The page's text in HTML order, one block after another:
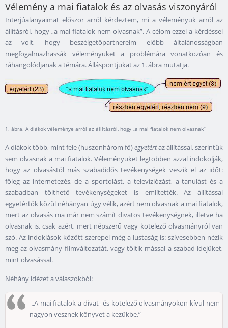
Vélemény a mai fiatalok és az olvasás viszonyáról
Interjúalanyaimat először arról kérdeztem, mi a véleményük arról az
állításról, hogy „a mai fiatalok nem olvasnak”. A célom ezzel a kérdéssel
az volt, hogy beszélgetőpartnereim előbb általánosságban
megfogalmazhassák véleményüket a problémára vonatkozóan és
ráhangolódjanak a témára. Álláspontjukat az 1. ábra mutatja.
1. ábra. A diákok véleménye arról az állításról, hogy „a mai fiatalok nem olvasnak”
A diákok több, mint fele (huszonhárom fő)egyetértaz állítással, szerintük
sem olvasnak a mai fiatalok. Véleményüket legtöbben azzal indokolják,
hogy az olvasástól más szabadidős tevékenységek veszik el az időt:
főleg az internetezés, de a sportolást, a televíziózást, a tanulást és a
szabadban tölthető tevékenységeket is említették. Az állítással
egyetértők közül néhányan úgy vélik, azért nem olvasnak a mai fiatalok,
mert az olvasás ma már nem számít divatos tevékenységnek, illetve ha
olvasnak is, csak azért, mert népszerű vagy kötelező olvasmányról van
szó. Az indoklások között szerepel még a lustaság is: szívesebben nézik
meg az olvasmány filmváltozatát, vagy töltik mással a szabad idejüket,
mint olvasással.
Néhány idézet a válaszokból:
„A mai fiatalok a divat- és kötelező olvasmányokon kívül nem
nagyon vesznek könyvet a kezükbe.”